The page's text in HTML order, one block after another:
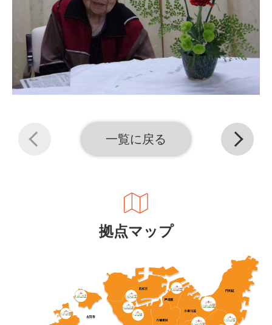
一覧に戻る
拠点マップ